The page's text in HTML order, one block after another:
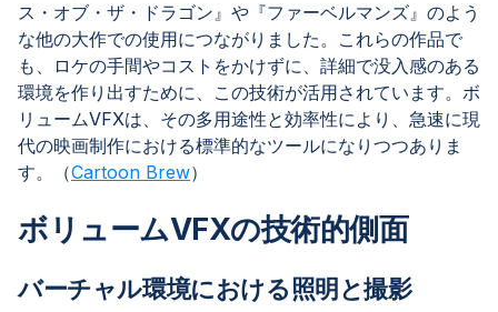
ス・オブ・ザ・ドラゴン』や『ファーベルマンズ』のよう
な他の大作での使用につながりました。これらの作品で
も、ロケの手間やコストをかけずに、詳細で没入感のある
環境を作り出すために、この技術が活用されています。ボ
リュームVFXは、その多用途性と効率性により、急速に現
代の映画制作における標準的なツールになりつつありま
す。（Cartoon Brew）
ボリュームVFXの技術的側面
バーチャル環境における照明と撮影